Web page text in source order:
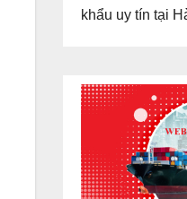
khẩu uy tín tại